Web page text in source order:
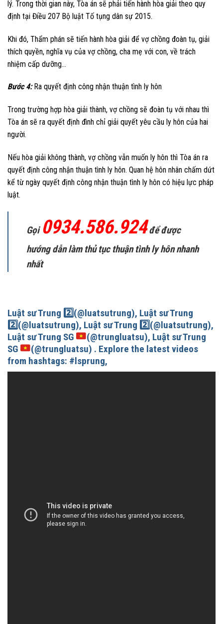
lý. Trong thời gian này, Tòa án sẽ phải tiến hành hòa giải theo quy
định tại Điều 207 Bộ luật Tố tụng dân sự 2015.
Khi đó, Thẩm phán sẽ tiến hành hòa giải để vợ chồng đoàn tụ, giải
thích quyền, nghĩa vụ của vợ chồng, cha mẹ với con, về trách
nhiệm cấp dưỡng…
Bước 4: Ra quyết định công nhận thuận tình ly hôn
Trong trường hợp hòa giải thành, vợ chồng sẽ đoàn tụ với nhau thì
Tòa án sẽ ra quyết định đình chỉ giải quyết yêu cầu ly hôn của hai
người.
Nếu hòa giải không thành, vợ chồng vẫn muốn ly hôn thì Tòa án ra
quyết định công nhận thuận tình ly hôn. Quan hệ hôn nhân chấm dứt
kể từ ngày quyết định công nhận thuận tình ly hôn có hiệu lực pháp
luật.
Gọi 0934.586.924để được
hướng dẫn làm thủ tục thuận tình ly hôn nhanh
nhất
Luật sư Trung 2️⃣(@luatsutrung), Luật sư Trung
2️⃣(@luatsutrung), Luật sư Trung 2️⃣(@luatsutrung),
Luật sư Trung SG
(@trungluatsu), Luật sư Trung
SG
(@trungluatsu) . Explore the latest videos
from hashtags: #lsprung,